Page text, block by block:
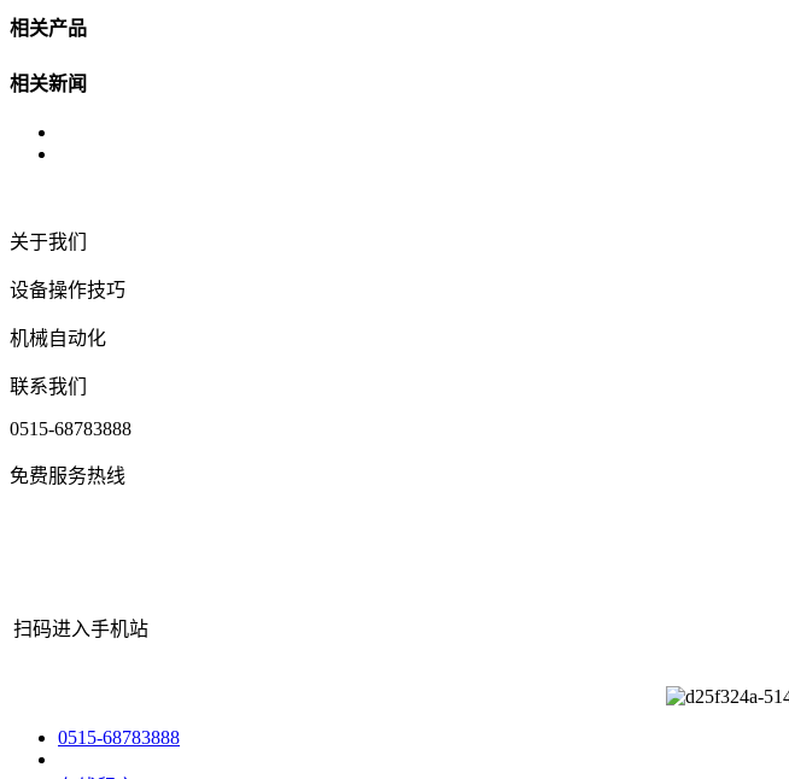
相关产品
相关新闻
关于我们
设备操作技巧
机械自动化
联系我们
0515-68783888
免费服务热线
扫码进入手机站
0515-68783888